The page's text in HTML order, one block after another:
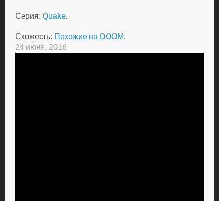
Серия:Quake.
Схожесть: Похожие на DOOM.
24 июня, 2016